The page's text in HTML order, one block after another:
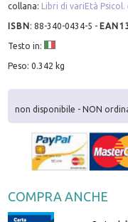
collana: Libri di variEtà Psicol.
ISBN:88-340-0434-5 -
Testo in:
Peso: 0.342 kg
non disponibile - NON
COMPRA ANCHE